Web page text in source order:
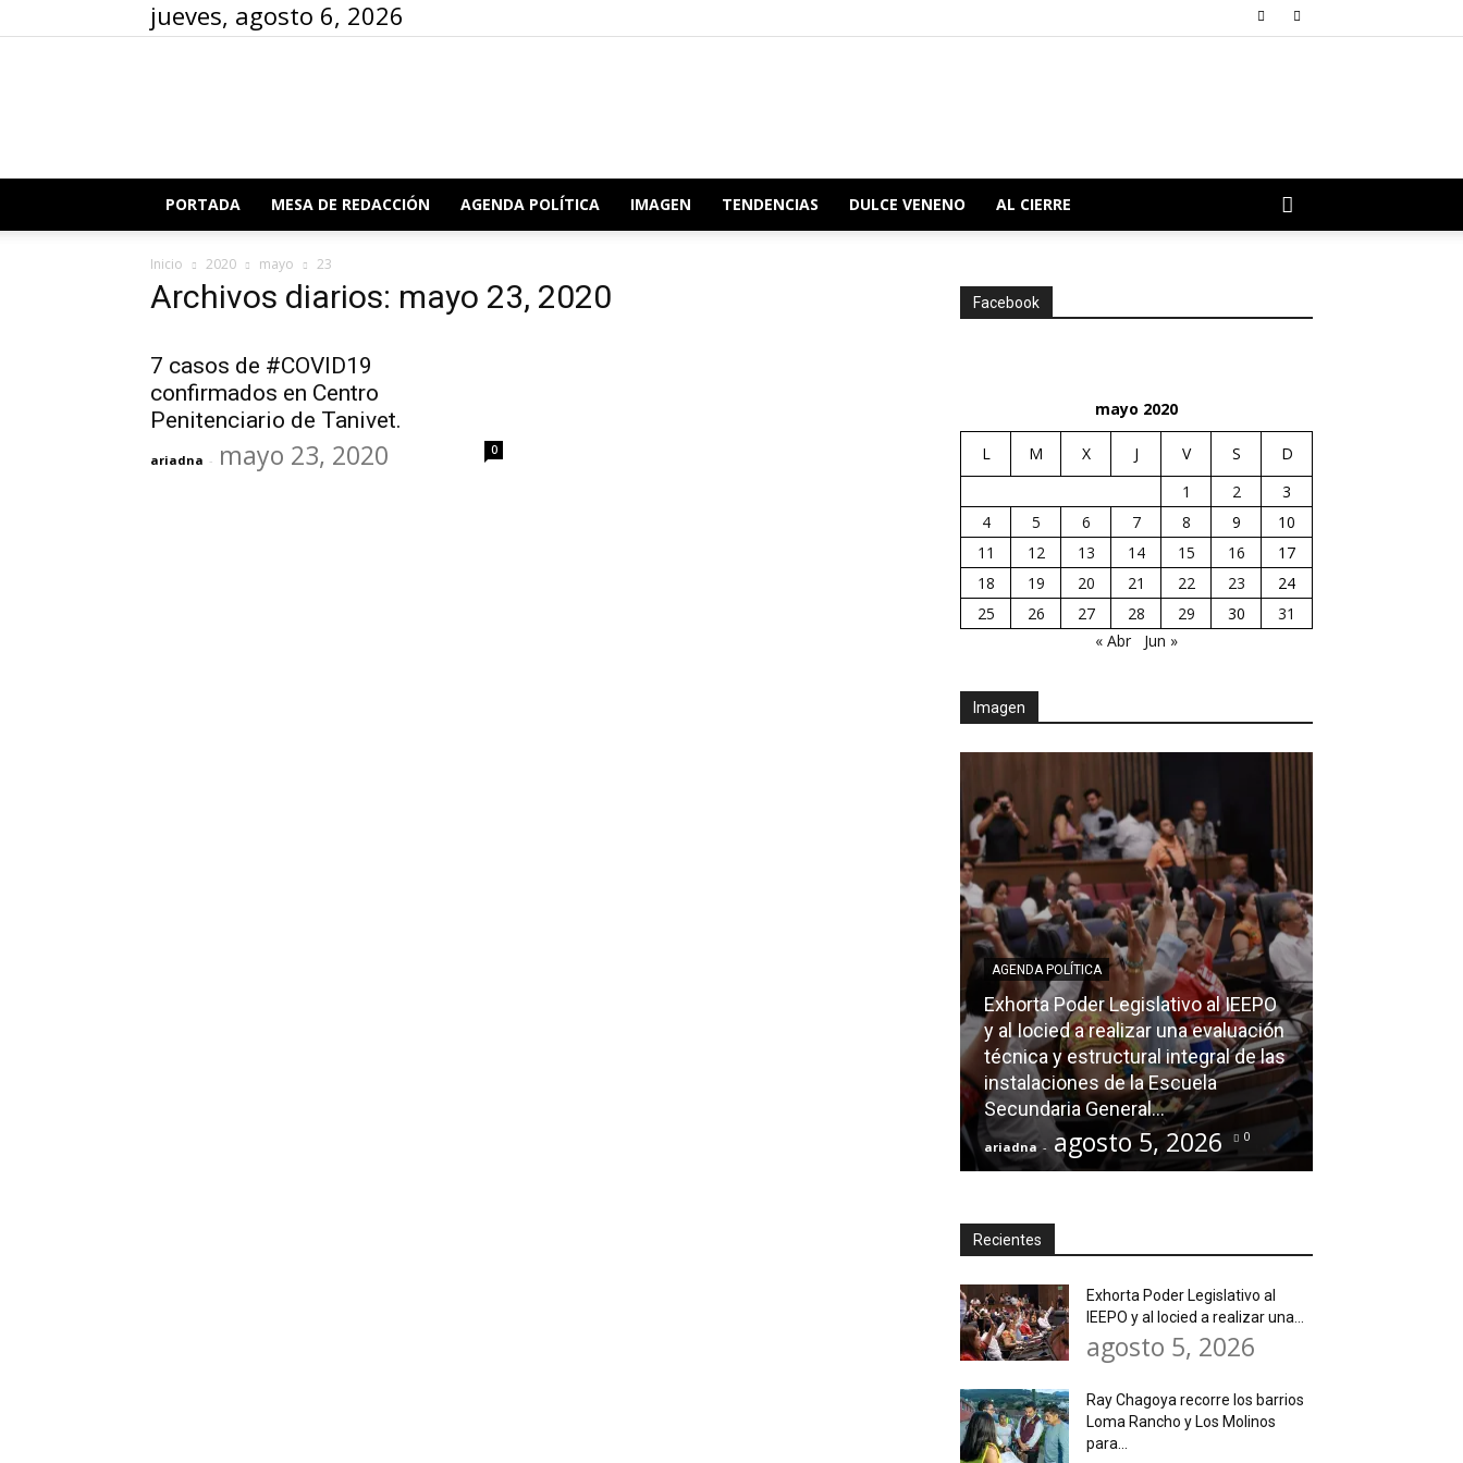
jueves, agosto 6, 2026
Redacción
PORTADA MESA DE REDACCIÓN AGENDA POLÍTICA IMAGEN TENDENCIAS DULCE VENENO AL CIERRE
Inicio 2020 mayo 23
Archivos diarios: mayo 23, 2020
7 casos de #COVID19
confirmados en Centro
Penitenciario de Tanivet.
ariadna - mayo 23, 2020 0
Facebook
mayo 2020
L M X J V S
D
1
2
3
4
5 6 7 8 9
10
11
12 13 14 15 16
17
18
19 20 21 22 23
24
25
26 27 28 29 30
31
« Abr
Jun »
Imagen
AGENDA POLÍTICA
Exhorta Poder Legislativo al IEEPO
y al Iocied a realizar una evaluación
técnica y estructural integral de las
instalaciones de la Escuela
Secundaria General...
ariadna - agosto 5, 2026 0
Recientes
Exhorta Poder Legislativo al
IEEPO y al Iocied a realizar una...
agosto 5, 2026
Ray Chagoya recorre los barrios
Loma Rancho y Los Molinos
para...